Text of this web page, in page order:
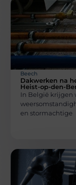
Beech
Dakwerken na
Heist-op-den-
In België krijgen
en stormachtige